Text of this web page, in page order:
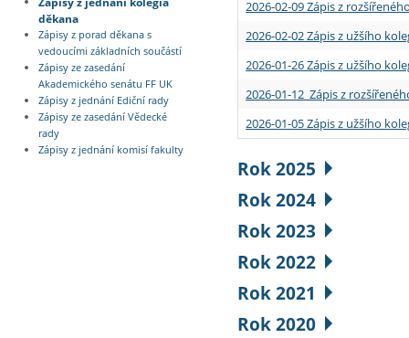
děkana
Zápisy z porad děkana s
vedoucími základních součástí
Zápisy ze zasedání
Akademického senátu FF UK
Zápisy z jednání Ediční rady
Zápisy ze zasedání Vědecké
rady
Zápisy z jednání komisí fakulty
2026-02-09 Zápis z
2026-02-02 Zápis z užšího
2026-01-26 Zápis z užšího
2026-01-12 Zápis z
2026-01-05 Zápis z užšího
Rok 2025
Rok 2024
Rok 2023
Rok 2022
Rok 2021
Rok 2020